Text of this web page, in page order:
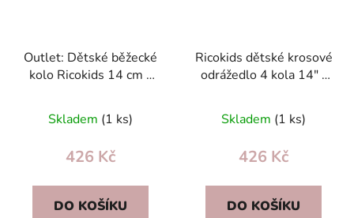
Outlet: Dětské běžecké
kolo Ricokids 14 cm –
s vadami
Skladem (1 ks)
426 Kč
DO KOŠÍKU
Ricokids dětské krosové
odrážedlo 4 kola 14" -
vadami
Skladem (1 ks)
426 Kč
DO KOŠÍKU